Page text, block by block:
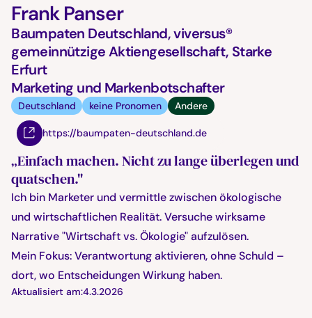
Frank Panser
Baumpaten Deutschland, viversus®
gemeinnützige Aktiengesellschaft, Starke
Erfurt
Marketing und Markenbotschafter
Deutschland keine Pronomen Andere
https://baumpaten-deutschland.de
„Einfach machen. Nicht zu lange überlegen und
quatschen."
Ich bin Marketer und vermittle zwischen ökologische
und wirtschaftlichen Realität. Versuche wirksame
Narrative "Wirtschaft vs. Ökologie" aufzulösen.
Mein Fokus: Verantwortung aktivieren, ohne Schuld –
dort, wo Entscheidungen Wirkung haben.
Aktualisiert am:4.3.2026